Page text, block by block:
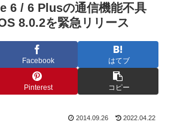
6 / 6 Plusの通信機能不具
8.0.2を緊急リリース
Facebook はてブ
Pinterest コピー
2014.09.26 2022.04.22